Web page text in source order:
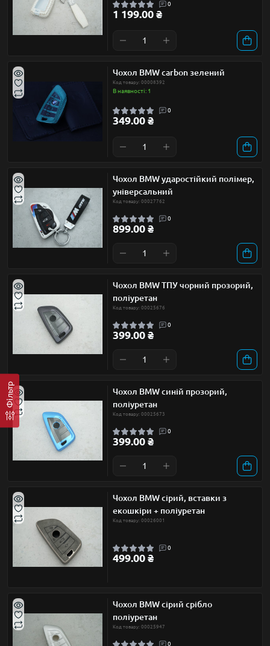
Фільтр
0
1 199.00 ₴
Чохол BMW carbon зелений
Код товару: 00008392
В наявності: 1
0
349.00 ₴
Чохол BMW ударостійкий полімер,
універсальний
Код товару: 00027762
0
899.00 ₴
Чохол BMW ТПУ чорний прозорий,
поліуретан
Код товару: 00025676
0
399.00 ₴
Чохол BMW синій прозорий,
поліуретан
Код товару: 00025673
0
399.00 ₴
Чохол BMW сірий, вставки з
екошкіри + поліуретан
Код товару: 00026001
0
499.00 ₴
Чохол BMW сірий срібло
поліуретан
Код товару: 00025947
0